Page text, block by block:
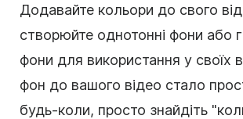
Додавайте кольори до свого
створюйте однотонні фони або
фони для використання у своїх
фон до вашого відео стало
будь-коли, просто знайдіть